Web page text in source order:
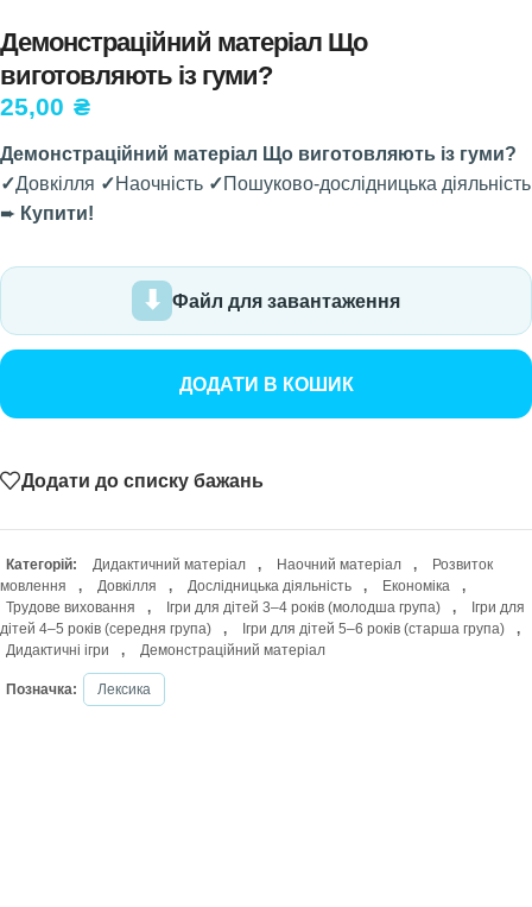
Демонстраційний матеріал Що
виготовляють із гуми?
25,00 ₴
Демонстраційний матеріал Що виготовляють із гуми?
✓Довкілля ✓Наочність ✓Пошуково-дослідницька діяльність
➨ Купити!
Файл для завантаження
ДОДАТИ В КОШИК
Додати до списку бажань
Категорій: Дидактичний матеріал , Наочний матеріал ,
Розвиток
мовлення
, Довкілля , Дослідницька діяльність , Економіка
,
Трудове виховання
, Ігри для дітей 3–4 років (молодша група) ,
Ігри для
дітей 4–5 років (середня група)
, Ігри для дітей 5–6 років (старша група)
,
Дидактичні ігри
, Демонстраційний матеріал
Позначка: Лексика